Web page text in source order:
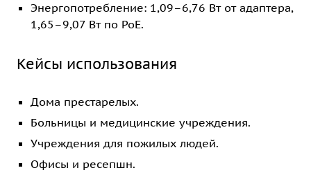
Энергопотребление: 1,09–6,76 Вт от адаптера,
1,65–9,07 Вт по PoE.
Кейсы использования
Дома престарелых.
Больницы и медицинские учреждения.
Учреждения для пожилых людей.
Офисы и ресепшн.